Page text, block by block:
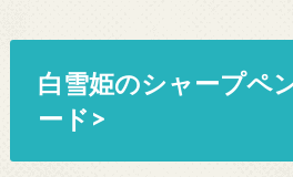
白雪姫のシャープペ
ード>